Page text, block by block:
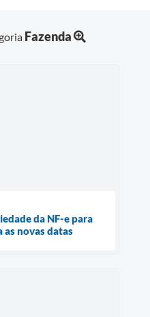
Fazenda
da NF-e para
novas datas